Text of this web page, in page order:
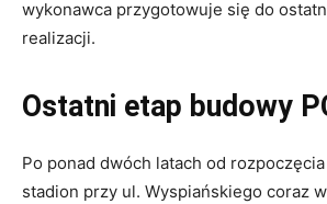
wykonawca przygotowuje się do
realizacji.
Ostatni etap budowy
Po ponad dwóch latach od
stadion przy ul. Wyspiańskiego coraz